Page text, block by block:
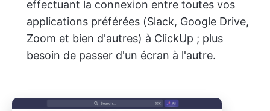
effectuant la connexion entre toutes vos
applications préférées (Slack, Google Drive,
Zoom et bien d'autres) à ClickUp ; plus
besoin de passer d'un écran à l'autre.